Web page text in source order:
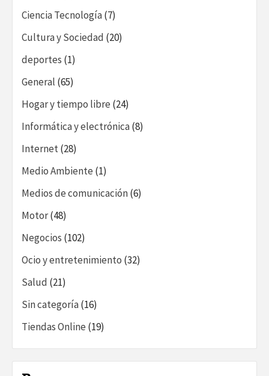
Ciencia Tecnología(7)
Cultura y Sociedad (20)
deportes (1)
General (65)
Hogar y tiempo libre (24)
Informática y electrónica(8)
Internet(28)
Medio Ambiente (1)
Medios de comunicación(6)
Motor(48)
Negocios (102)
Ocio y entretenimiento (32)
Salud (21)
Sin categoría(16)
Tiendas Online (19)